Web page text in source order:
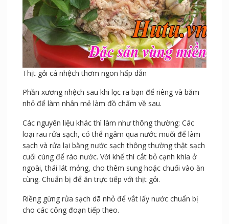
Thịt gỏi cá nhệch thơm ngon hấp dẫn
Phần xương nhệch sau khi lọc ra bạn để riêng và băm
nhỏ để làm nhân mẻ làm đồ chấm về sau.
Các nguyên liệu khác thì làm như thông thường: Các
loại rau rửa sạch, có thể ngâm qua nước muối để làm
sạch và rửa lại bằng nước sạch thông thường thật sạch
cuối cùng để ráo nước. Với khế thì cắt bỏ cạnh khía ở
ngoài, thái lát mỏng, cho thêm sung hoặc chuối vào ăn
cùng. Chuẩn bị để ăn trực tiếp với thịt gỏi.
Riềng gừng rửa sạch dã nhỏ để vắt lấy nước chuẩn bị
cho các công đoạn tiếp theo.